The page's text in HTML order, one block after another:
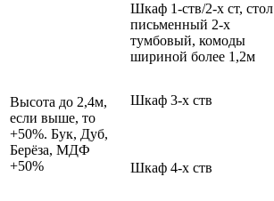
Высота до 2,4м,
если выше, то
+50%. Бук, Дуб,
Берёза, МДФ
+50%
Шкаф 1-ств/2-х ст, стол
письменный 2-х
тумбовый, комоды
шириной более 1,2м
Шкаф 3-х ств
Шкаф 4-х ств